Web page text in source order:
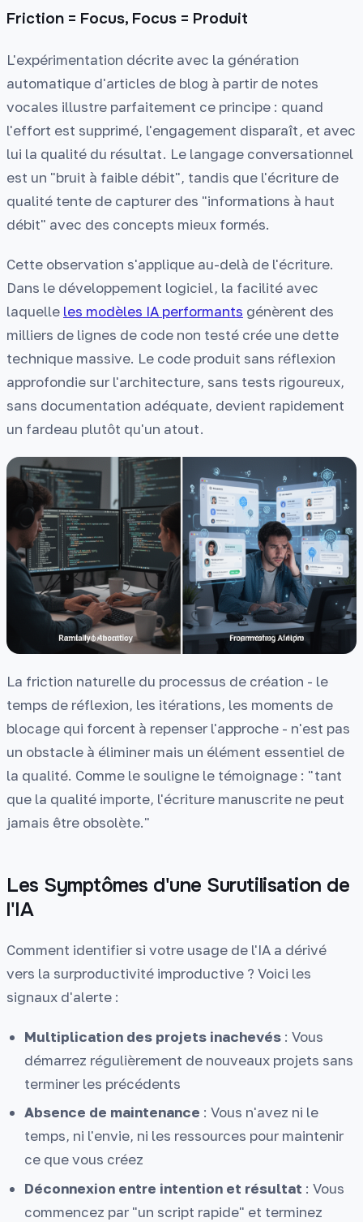
Friction = Focus, Focus = Produit
L'expérimentation décrite avec la génération
automatique d'articles de blog à partir de notes
vocales illustre parfaitement ce principe : quand
l'effort est supprimé, l'engagement disparaît, et avec
lui la qualité du résultat. Le langage conversationnel
est un "bruit à faible débit", tandis que l'écriture de
qualité tente de capturer des "informations à haut
débit" avec des concepts mieux formés.
Cette observation s'applique au-delà de l'écriture.
Dans le développement logiciel, la facilité avec
laquelle les modèles IA performants génèrent des
milliers de lignes de code non testé crée une dette
technique massive. Le code produit sans réflexion
approfondie sur l'architecture, sans tests rigoureux,
sans documentation adéquate, devient rapidement
un fardeau plutôt qu'un atout.
La friction naturelle du processus de création - le
temps de réflexion, les itérations, les moments de
blocage qui forcent à repenser l'approche - n'est pas
un obstacle à éliminer mais un élément essentiel de
la qualité. Comme le souligne le témoignage : "tant
que la qualité importe, l'écriture manuscrite ne peut
jamais être obsolète."
Les Symptômes d'une Surutilisation de
l'IA
Comment identifier si votre usage de l'IA a dérivé
vers la surproductivité improductive ? Voici les
signaux d'alerte :
Multiplication des projets inachevés : Vous
démarrez régulièrement de nouveaux projets sans
terminer les précédents
Absence de maintenance : Vous n'avez ni le
temps, ni l'envie, ni les ressources pour maintenir
ce que vous créez
Déconnexion entre intention et résultat : Vous
commencez par "un script rapide" et terminez